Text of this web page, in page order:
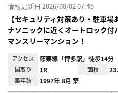
情報更新日 2026/08/02 07:45
【セキュリティ対策あり・駐車
ナソニックに近くオートロック
マンスリーマンション！
アクセス 篠栗線「博多駅」徒歩14分
間取り 1R 面積
築年数 1997年 8月 築